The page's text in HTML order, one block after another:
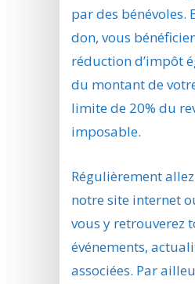
par des bénévoles.
don, vous
réduction d’impôt
du montant de
limite de 20% du
imposable.
Régulièrement
notre site internet
vous y retrouverez
événements,
associées. Par